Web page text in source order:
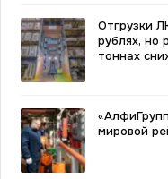
Отгрузки
рублях, но
тоннах
мировой